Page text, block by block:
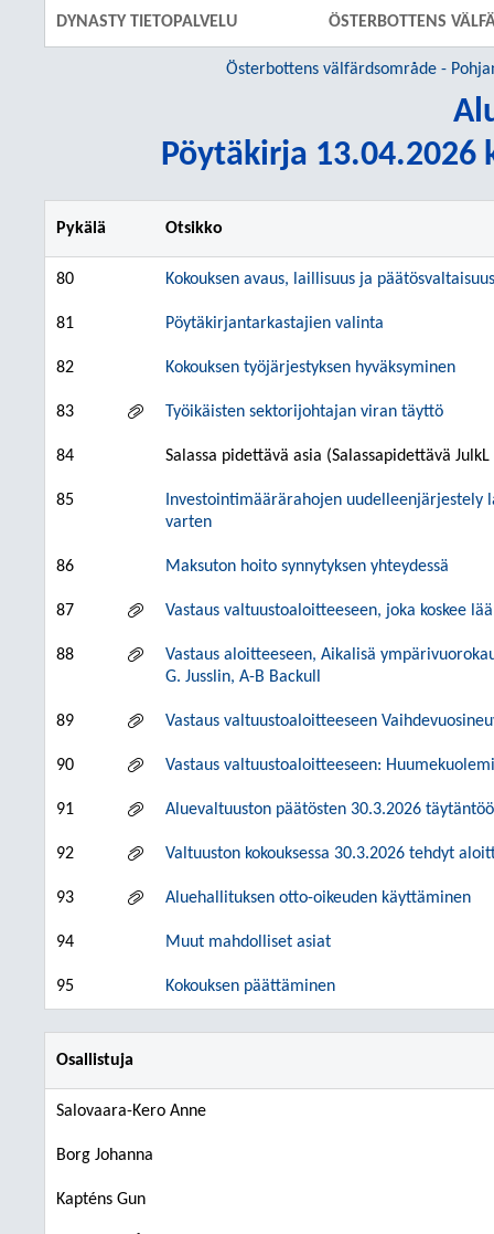
DYNASTY TIETOPALVELU ÖSTERBOTTENS
Österbottens välfärdsområde -
Pöytäkirja 13.04.2026
Pykälä Otsikko
80 Kokouksen avaus, laillisuus ja päätösvaltaisuus
81 Pöytäkirjantarkastajien valinta
82 Kokouksen työjärjestyksen hyväksyminen
83 Työikäisten sektorijohtajan viran täyttö
84 Salassa pidettävä asia (Salassapidettävä
85
Investointimäärärahojen uudelleenjärjestely
varten
86 Maksuton hoito synnytyksen yhteydessä
87 Vastaus valtuustoaloitteeseen, joka koskee
88
Vastaus aloitteeseen, Aikalisä
G. Jusslin, A-B Backull
89 Vastaus valtuustoaloitteeseen
90 Vastaus valtuustoaloitteeseen:
91 Aluevaltuuston päätösten 30.3.2026
92 Valtuuston kokouksessa 30.3.2026 tehdyt
93 Aluehallituksen otto-oikeuden käyttäminen
94 Muut mahdolliset asiat
95 Kokouksen päättäminen
Osallistuja
Salovaara-Kero Anne
Borg Johanna
Kapténs Gun